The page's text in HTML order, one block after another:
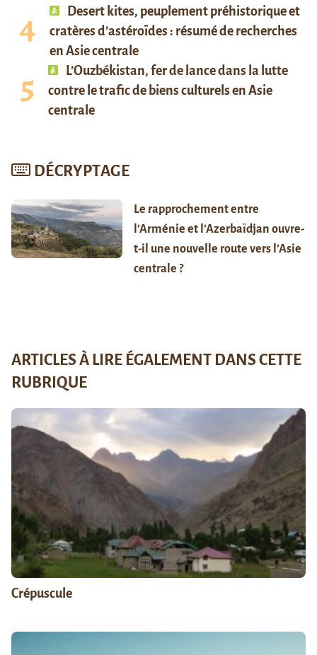
Desert kites, peuplement préhistorique et
cratères d’astéroïdes : résumé de recherches
en Asie centrale
L’Ouzbékistan, fer de lance dans la lutte
contre le trafic de biens culturels en Asie
centrale
DÉCRYPTAGE
Le rapprochement entre
l’Arménie et l’Azerbaïdjan ouvre-
t-il une nouvelle route vers l’Asie
centrale ?
ARTICLES À LIRE ÉGALEMENT DANS CETTE
RUBRIQUE
Crépuscule